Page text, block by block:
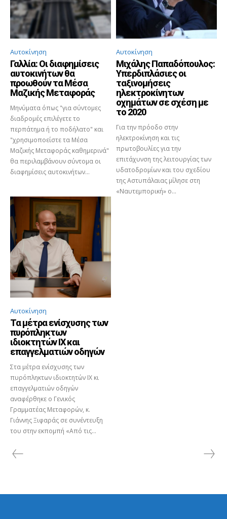
Αυτοκίνηση
Γαλλία: Οι διαφημίσεις
αυτοκινήτων θα
προωθούν τα Μέσα
Μαζικής Μεταφοράς
Μηνύματα όπως "για σύντομες
διαδρομές επιλέγετε το
περπάτημα ή το ποδήλατο" και
"χρησιμοποείστε τα Μέσα
Μαζικής Μεταφοράς καθημερινά"
θα περιλαμβάνουν σύντομα οι
διαφημίσεις αυτοκινήτων...
Αυτοκίνηση
Μιχάλης Παπαδόπουλος:
Υπερδιπλάσιες οι
ταξινομήσεις
ηλεκτροκίνητων
οχημάτων σε σχέση με
το 2020
Για την πρόοδο στην
ηλεκτροκίνηση και τις
πρωτοβουλίες για την
επιτάχυνση της λειτουργίας των
υδατοδρομίων και του σχεδίου
της Αστυπάλαιας μίλησε στη
«Ναυτεμπορική» ο...
Αυτοκίνηση
Τα μέτρα ενίσχυσης των
πυρόπληκτων
ιδιοκτητών ΙΧ και
επαγγελματιών οδηγών
Στα μέτρα ενίσχυσης των
πυρόπληκτων ιδιοκτητών ΙΧ κι
επαγγελματιών οδηγών
αναφέρθηκε ο Γενικός
Γραμματέας Μεταφορών, κ.
Γιάννης Ξιφαράς σε συνέντευξη
του στην εκπομπή «Από τις...